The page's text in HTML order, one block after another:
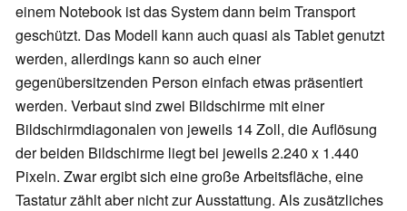
einem Notebook ist das System dann beim Transport
geschützt. Das Modell kann auch quasi als Tablet genutzt
werden, allerdings kann so auch einer
gegenübersitzenden Person einfach etwas präsentiert
werden. Verbaut sind zwei Bildschirme mit einer
Bildschirmdiagonalen von jeweils 14 Zoll, die Auflösung
der beiden Bildschirme liegt bei jeweils 2.240 x 1.440
Pixeln. Zwar ergibt sich eine große Arbeitsfläche, eine
Tastatur zählt aber nicht zur Ausstattung. Als zusätzliches